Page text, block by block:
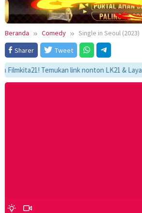
Beranda Comedy
Single in Seoul (2023)
Sharer
Tweet
Temukan link nonton LK21 &